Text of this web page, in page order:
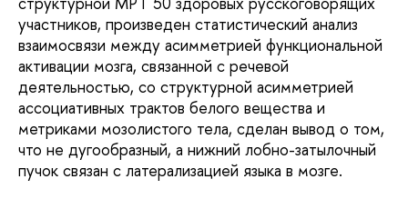
участников, произведен статистический анализ
взаимосвязи между асимметрией функциональной
активации мозга, связанной с речевой
деятельностью, со структурной асимметрией
ассоциативных трактов белого вещества и
метриками мозолистого тела, сделан вывод о том,
что не дугообразный, а нижний лобно-затылочный
пучок связан с латерализацией языка в мозге.